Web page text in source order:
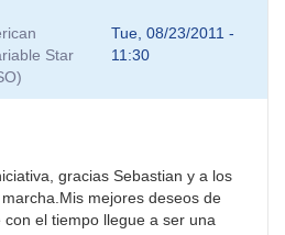
Star
Tue, 08/23/2011 -
11:30
gracias Sebastian y a los
mejores deseos de
el tiempo llegue a ser una